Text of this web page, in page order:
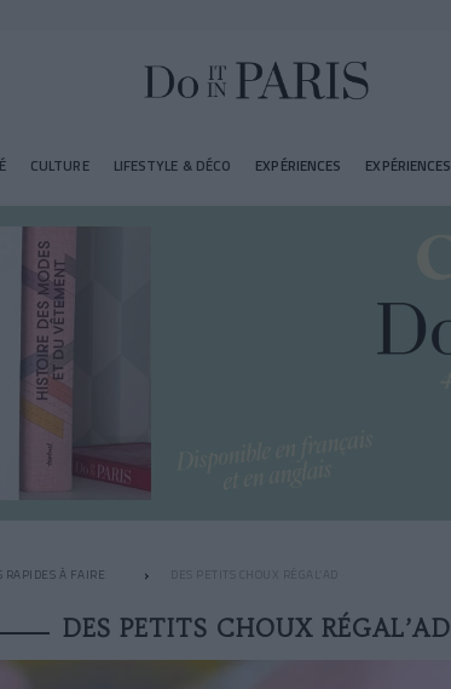
CULTURE LIFESTYLE & DÉCO EXPÉRIENCES EXPÉRIENCES
RAPIDES À FAIRE DES PETITS CHOUX RÉGAL’AD
DES PETITS CHOUX RÉGAL’AD